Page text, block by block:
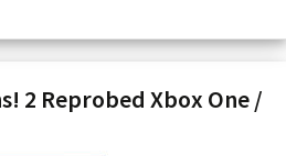
2 Reprobed Xbox One /